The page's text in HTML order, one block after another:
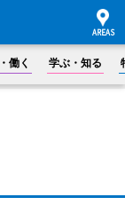
働く 学ぶ・知る